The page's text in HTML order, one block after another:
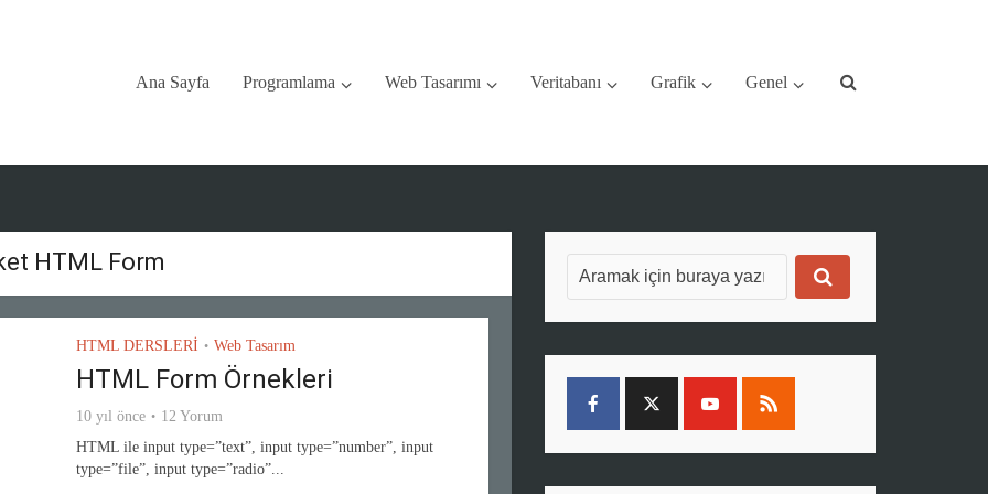
Ana Sayfa Programlama Web Tasarımı Veritabanı Grafik Genel
HTML Form
HTML DERSLERİ • Web Tasarım
HTML Form Örnekleri
10 yıl önce
12 Yorum
HTML ile input type=”text”, input type=”number”, input
type=”file”, input type=”radio”...